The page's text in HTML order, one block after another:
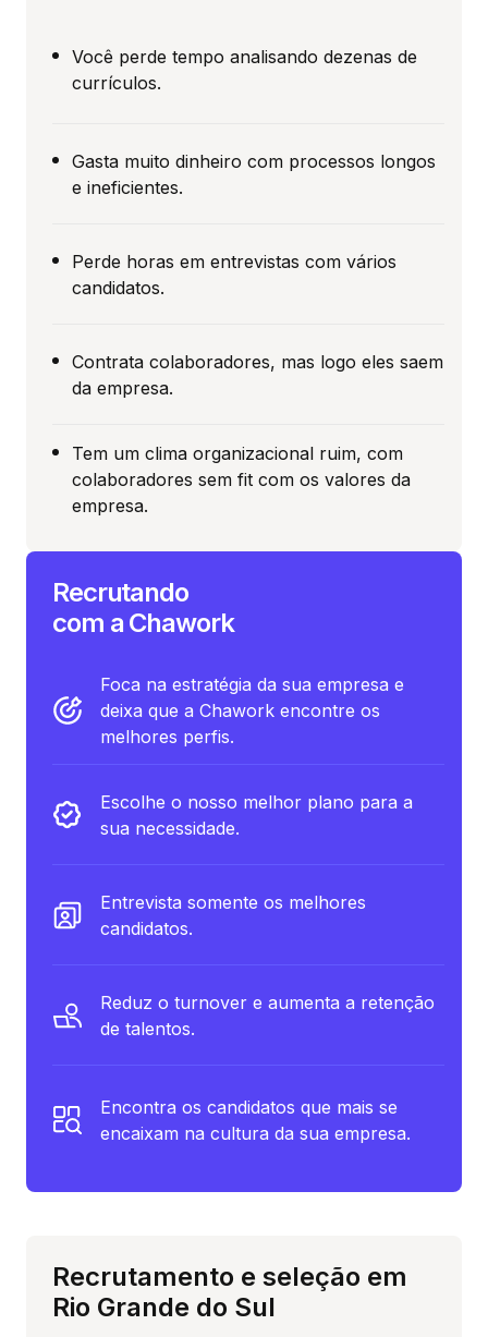
Você perde tempo analisando dezenas de
currículos.
Gasta muito dinheiro com processos longos
e ineficientes.
Perde horas em entrevistas com vários
candidatos.
Contrata colaboradores, mas logo eles saem
da empresa.
Tem um clima organizacional ruim, com
colaboradores sem fit com os valores da
empresa.
Recrutando
com a Chawork
Foca na estratégia da sua empresa e
deixa que a Chawork encontre os
melhores perfis.
Escolhe o nosso melhor plano para a
sua necessidade.
Entrevista somente os melhores
candidatos.
Reduz o turnover e aumenta a retenção
de talentos.
Encontra os candidatos que mais se
encaixam na cultura da sua empresa.
Recrutamento e seleção em
Rio Grande do Sul